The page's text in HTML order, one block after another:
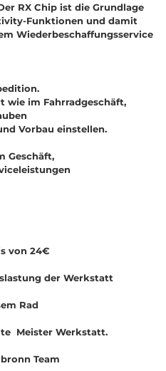
RX Chip ist die Grundlage
Funktionen und damit
Wiederbeschaffungsservice
wie im Fahrradgeschäft,
Vorbau einstellen.
Geschäft,
von 24€
der Werkstatt
Rad
Meister Werkstatt.
Team